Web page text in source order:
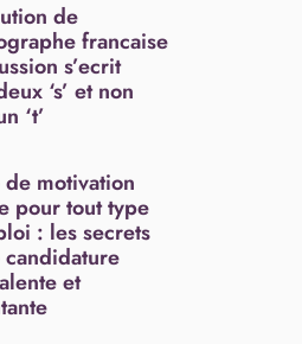
de
francaise
s’ecrit
‘s’ et non
‘t’
de motivation
pour tout type
: les secrets
candidature
et